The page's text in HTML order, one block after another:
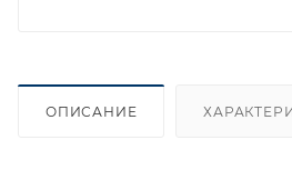
ОПИСАНИЕ